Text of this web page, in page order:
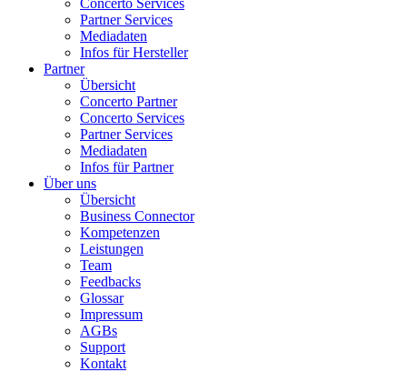
Concerto Services
Partner Services
Mediadaten
Infos für Hersteller
Partner
Übersicht
Concerto Partner
Concerto Services
Partner Services
Mediadaten
Infos für Partner
Über uns
Übersicht
Business Connector
Kompetenzen
Leistungen
Team
Feedbacks
Glossar
Impressum
AGBs
Support
Kontakt